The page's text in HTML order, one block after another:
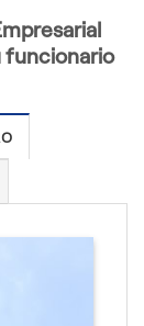
funcionario